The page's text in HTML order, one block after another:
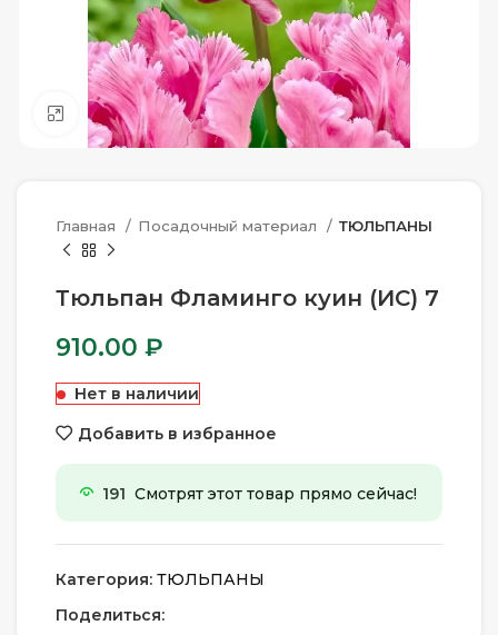
Нажмите, чтобы увеличить
Главная Посадочный материал ТЮЛЬПАНЫ
Тюльпан Фламинго куин (ИС) 7
910.00 ₽
Нет в наличии
Добавить в избранное
191 Смотрят этот товар прямо сейчас!
Категория: ТЮЛЬПАНЫ
Поделиться: